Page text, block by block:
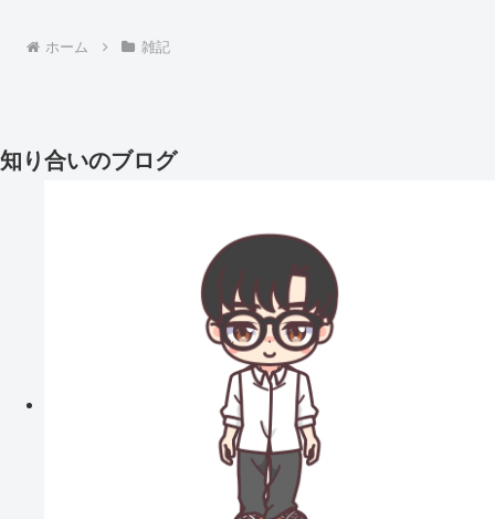
ホーム 雑記
知り合いのブログ